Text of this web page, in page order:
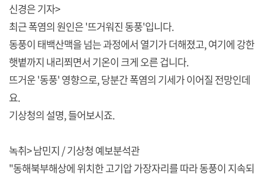
신경은 기자>
최근 폭염의 원인은 '뜨거워진 동풍'입니다.
동풍이 태백산맥을 넘는 과정에서 열기가 더해졌고, 여기에 강한
햇볕까지 내리쬐면서 기온이 크게 오른 겁니다.
뜨거운 '동풍' 영향으로, 당분간 폭염의 기세가 이어질 전망인데
요.
기상청의 설명, 들어보시죠.
녹취> 남민지 / 기상청 예보분석관
"동해북부해상에 위치한 고기압 가장자리를 따라 동풍이 지속되